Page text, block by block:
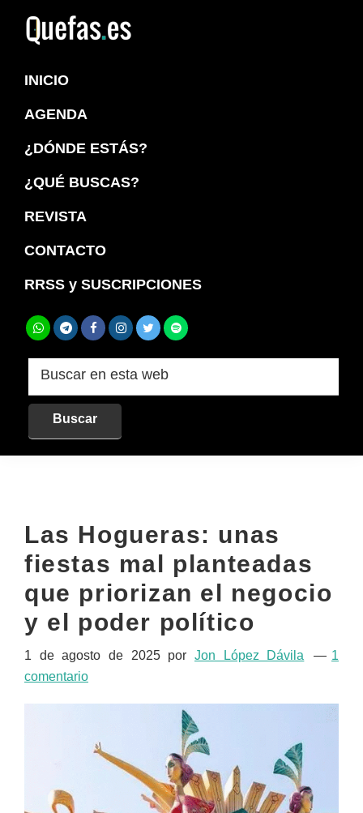
navegación
principal
principal
INICIO
AGENDA
¿DÓNDE ESTÁS?
¿QUÉ BUSCAS?
REVISTA
CONTACTO
RRSS y SUSCRIPCIONES
Buscar
web
Las Hogueras: unas
fiestas mal planteadas
que priorizan el negocio
y el poder político
1 de agosto de 2025porJon López Dávila
1
comentario